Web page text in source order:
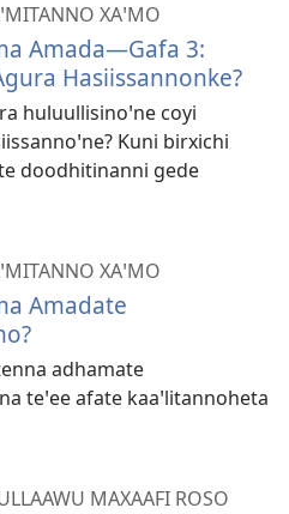
XAꞌMO
Amada—Gafa 3:
Hasiissannonke?
huluullisinoꞌne coyi
Kuni birxichi
doodhitinanni gede
XAꞌMO
Amadate
adhamate
teꞌee afate kaaꞌlitannoheta
MAXAAFI ROSO